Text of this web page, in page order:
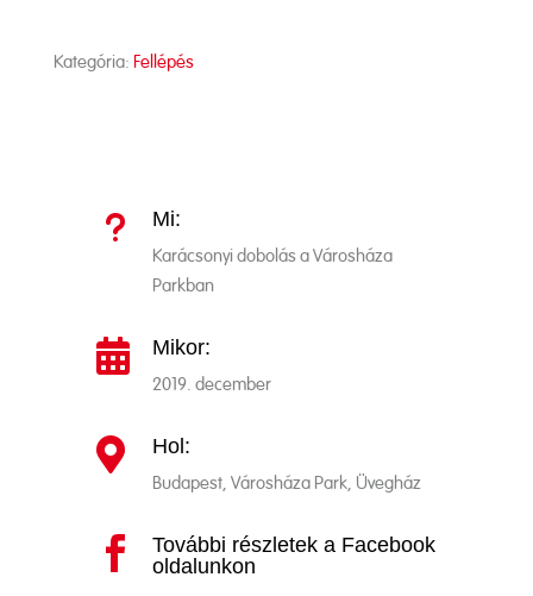
Kategória: Fellépés
u Mi:
Karácsonyi dobolás a Városháza
Parkban
 Mikor:
2019. december
 Hol:
Budapest, Városháza Park, Üvegház

További részletek a Facebook
oldalunkon